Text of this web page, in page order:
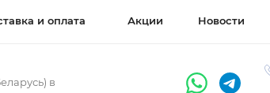
и оплата Акции Новости
в